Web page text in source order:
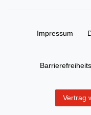
Impressum
Vertrag